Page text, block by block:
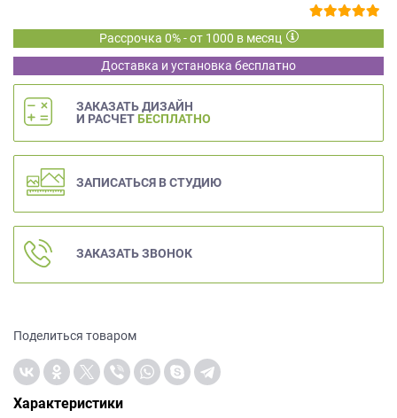
Рассрочка 0% - от 1000 в месяц
Доставка и установка бесплатно
ЗАКАЗАТЬ ДИЗАЙН
И РАСЧЕТ БЕСПЛАТНО
ЗАПИСАТЬСЯ В СТУДИЮ
ЗАКАЗАТЬ ЗВОНОК
Поделиться товаром
Характеристики
обработку
персональных
также
Согласие
на
обработку
персональных
данных
метрическими
условиях
обработки
персональных
данных.